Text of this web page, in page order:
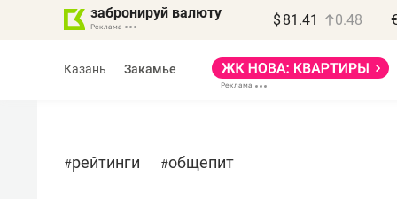
забронируй валюту $ 81.41 0.48
Казань Закамье
#рейтинги #общепит